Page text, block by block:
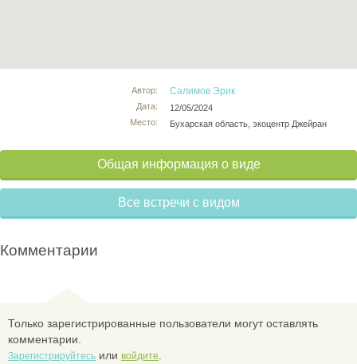
Автор:
Дата:
Место:
Салимов Эрик
12/05/2024
Бухарская область, экоцентр Джейран
Общая информация о виде
Все встречи с видом
Комментарии
Только зарегистрированные пользователи могут оставлять
комментарии.
Зарегистрируйтесь или войдите